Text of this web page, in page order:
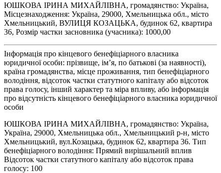
ЮШКОВА ІРИНА МИХАЙЛІВНА, громадянство: Україна,
Місцезнаходження: Україна, 29000, Хмельницька обл., місто
Хмельницький, ВУЛИЦЯ КОЗАЦЬКА, будинок 62, квартира
36, Розмір частки засновника (учасника): 1000,00
Інформація про кінцевого бенефіціарного власника
юридичної особи: прізвище, ім’я, по батькові (за наявності),
країна громадянства, місце проживання, тип бенефіціарного
володіння, відсоток частки статутного капіталу або відсоток
права голосу, інший характер та міра впливу, або інформація
про відсутність кінцевого бенефіціарного власника юридичної
особи
ЮШКОВА ІРИНА МИХАЙЛІВНА, громадянство: Україна,
Україна, 29000, Хмельницька обл., Хмельницький р-н, місто
Хмельницький, вул.Козацька, будинок 62, квартира 36. Тип
бенефіціарного володіння: Прямий вирішальний вплив
Відсоток частки статутного капіталу або відсоток права
голосу: 100